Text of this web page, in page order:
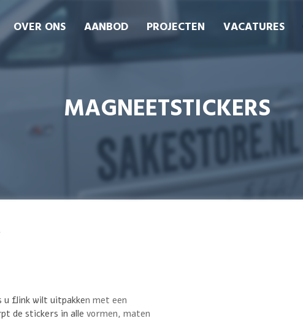
OVER ONS AANBOD PROJECTEN VACATURES
MAGNEETSTICKERS
u flink wilt uitpakken met een
de stickers in alle vormen, maten